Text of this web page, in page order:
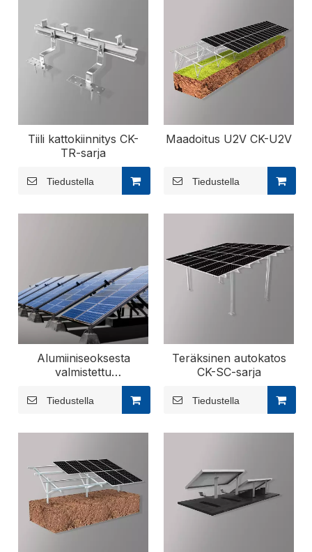
Tiili kattokiinnitys CK-
TR-sarja
Tiedustella
Maadoitus U2V CK-U2V
Tiedustella
Alumiiniseoksesta
valmistettu
Tiedustella
Teräksinen autokatos
CK-SC-sarja
Tiedustella